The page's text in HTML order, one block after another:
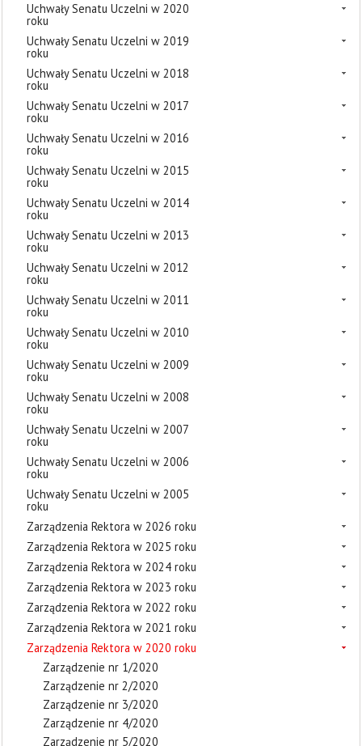
Uchwały Senatu Uczelni w 2020
roku
Uchwały Senatu Uczelni w 2019
roku
Uchwały Senatu Uczelni w 2018
roku
Uchwały Senatu Uczelni w 2017
roku
Uchwały Senatu Uczelni w 2016
roku
Uchwały Senatu Uczelni w 2015
roku
Uchwały Senatu Uczelni w 2014
roku
Uchwały Senatu Uczelni w 2013
roku
Uchwały Senatu Uczelni w 2012
roku
Uchwały Senatu Uczelni w 2011
roku
Uchwały Senatu Uczelni w 2010
roku
Uchwały Senatu Uczelni w 2009
roku
Uchwały Senatu Uczelni w 2008
roku
Uchwały Senatu Uczelni w 2007
roku
Uchwały Senatu Uczelni w 2006
roku
Uchwały Senatu Uczelni w 2005
roku
Zarządzenia Rektora w 2026 roku
Zarządzenia Rektora w 2025 roku
Zarządzenia Rektora w 2024 roku
Zarządzenia Rektora w 2023 roku
Zarządzenia Rektora w 2022 roku
Zarządzenia Rektora w 2021 roku
Zarządzenia Rektora w 2020 roku
Zarządzenie nr 1/2020
Zarządzenie nr 2/2020
Zarządzenie nr 3/2020
Zarządzenie nr 4/2020
Zarządzenie nr 5/2020